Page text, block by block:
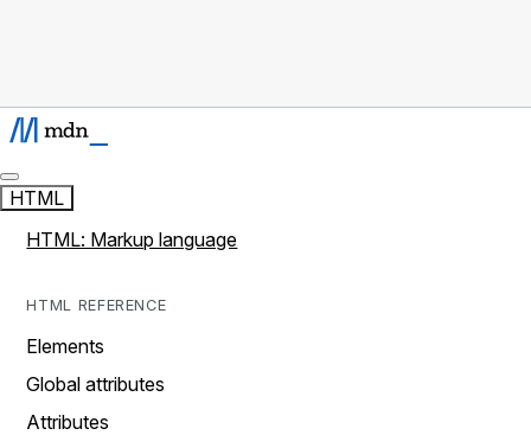
HTML
HTML: Markup language
HTML REFERENCE
Elements
Global attributes
Attributes